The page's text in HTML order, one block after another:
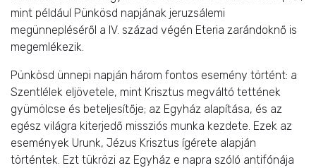
mint például Pünkösd napjának jeruzsálemi
megünnepléséről a IV. század végén Eteria zarándoknő is
megemlékezik.
Pünkösd ünnepi napján három fontos esemény történt: a
Szentlélek eljövetele, mint Krisztus megváltó tettének
gyümölcse és beteljesítője; az Egyház alapítása, és az
egész világra kiterjedő missziós munka kezdete. Ezek az
események Urunk, Jézus Krisztus ígérete alapján
történtek. Ezt tükrözi az Egyház e napra szóló antifónája